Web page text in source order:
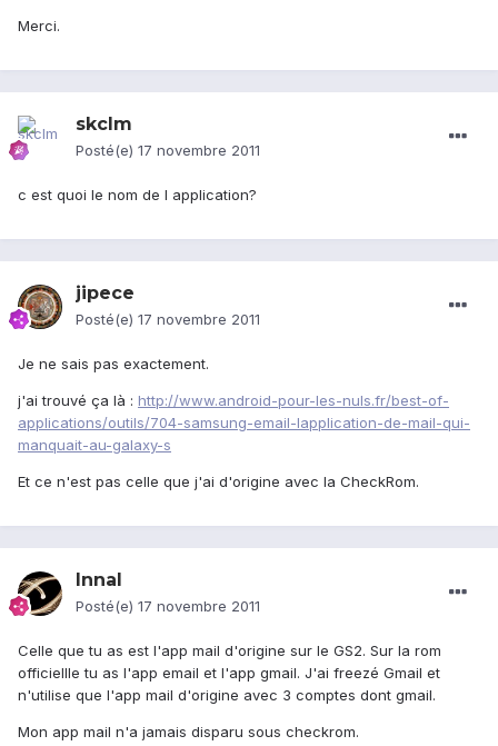
Merci.
skclm
Posté(e) 17 novembre 2011
c est quoi le nom de l application?
jipece
Posté(e) 17 novembre 2011
Je ne sais pas exactement.
j'ai trouvé ça là : http://www.android-pour-les-nuls.fr/best-of-
applications/outils/704-samsung-email-lapplication-de-mail-qui-
manquait-au-galaxy-s
Et ce n'est pas celle que j'ai d'origine avec la CheckRom.
Innal
Posté(e) 17 novembre 2011
Celle que tu as est l'app mail d'origine sur le GS2. Sur la rom
officiellle tu as l'app email et l'app gmail. J'ai freezé Gmail et
n'utilise que l'app mail d'origine avec 3 comptes dont gmail.
Mon app mail n'a jamais disparu sous checkrom.